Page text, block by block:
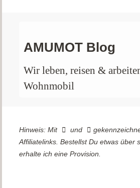
AMUMOT Blog
Wir leben, reisen &
Wohnmobil
Hinweis: Mit und
Affiliatelinks. Bestellst Du etwas über
erhalte ich eine Provision.